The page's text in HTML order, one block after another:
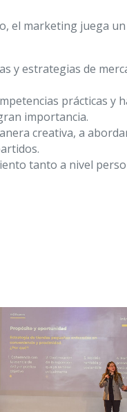
el marketing juega
y estrategias de
prácticas y
importancia.
creativa, a
tanto a nivel